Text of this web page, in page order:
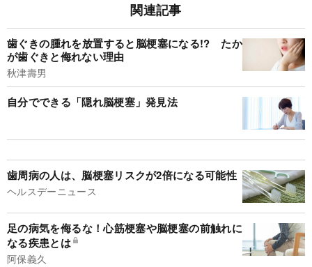
関連記事
歯ぐきの腫れを放置すると脳梗塞になる!? たか
が歯ぐきと侮れない理由
秋津壽男
自分でできる「隠れ脳梗塞」発見法
歯周病の人は、脳梗塞リスクが2倍になる可能性
ヘルスデーニュース
足の病気を侮るな！心筋梗塞や脳梗塞の前触れに
なる疾患とは
阿保義久